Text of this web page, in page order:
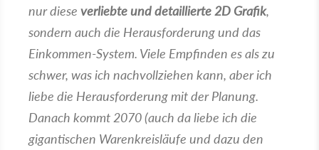
nur diese verliebte und detaillierte 2D Grafik,
sondern auch die Herausforderung und das
Einkommen-System. Viele Empfinden es als zu
schwer, was ich nachvollziehen kann, aber ich
liebe die Herausforderung mit der Planung.
Danach kommt 2070 (auch da liebe ich die
gigantischen Warenkreisläufe und dazu den